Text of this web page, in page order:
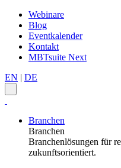
Webinare
Blog
Eventkalender
Kontakt
MBTsuite Next
EN | DE
Branchen
Branchen
Branchenlösungen für
zukunftsorientiert.